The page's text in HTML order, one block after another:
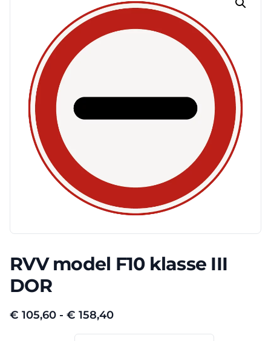
RVV model F10 klasse III
DOR
€ 105,60 - € 158,40Prijsklasse:
€ 105,60